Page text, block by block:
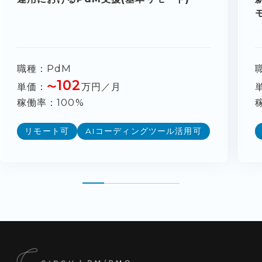
職種
PdM
単価
〜102万円／月
稼働率
100%
リモート可 AIコーディングツール活用可